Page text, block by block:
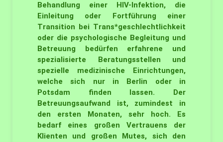
Behandlung einer HIV-Infektion, die
Einleitung oder Fortführung einer
Transition bei Trans*geschlechtlichkeit
oder die psychologische Begleitung und
Betreuung bedürfen erfahrene und
spezialisierte Beratungsstellen und
spezielle medizinische Einrichtungen,
welche sich nur in Berlin oder in
Potsdam finden lassen. Der
Betreuungsaufwand ist, zumindest in
den ersten Monaten, sehr hoch. Es
bedarf eines großen Vertrauens der
Klienten und großen Mutes, sich den